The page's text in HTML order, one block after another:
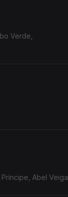
Verde,
Abel Veiga